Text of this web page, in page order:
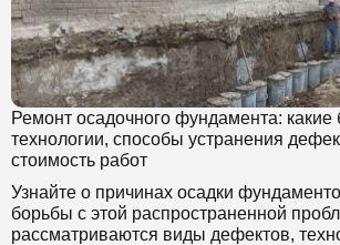
Ремонт осадочного фундамента:
технологии, способы устранения
стоимость работ
Узнайте о причинах осадки
борьбы с этой распространенной
рассматриваются виды дефектов,